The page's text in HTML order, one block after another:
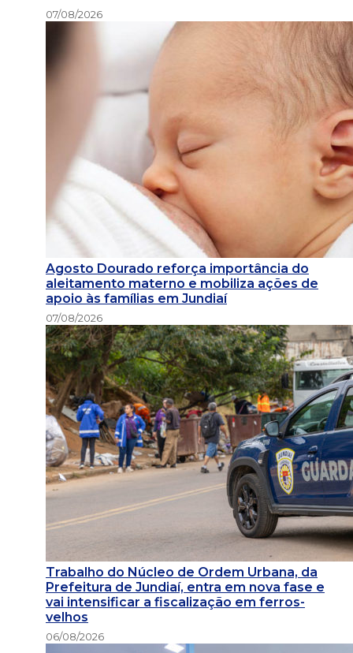
07/08/2026
Agosto Dourado reforça importância do
aleitamento materno e mobiliza ações de
apoio às famílias em Jundiaí
07/08/2026
Trabalho do Núcleo de Ordem Urbana, da
Prefeitura de Jundiaí, entra em nova fase e
vai intensificar a fiscalização em ferros-
velhos
06/08/2026